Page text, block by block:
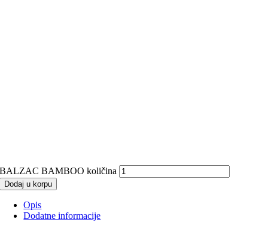
BALZAC BAMBOO količina
Dodaj u korpu
Opis
Dodatne informacije